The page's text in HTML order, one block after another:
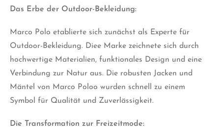
Das Erbe der Outdoor-Bekleidung:
Marco Polo etablierte sich zunächst als Experte für
Outdoor-Bekleidung. Diee Marke zeichnete sich durch
hochwertige Materialien, funktionales Design und eine
Verbindung zur Natur aus. Die robusten Jacken und
Mäntel von Marco Poloo wurden schnell zu einem
Symbol für Qualität und Zuverlässigkeit.
Die Transformation zur Freizeitmode: